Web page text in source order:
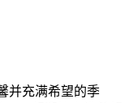
并充满希望的季